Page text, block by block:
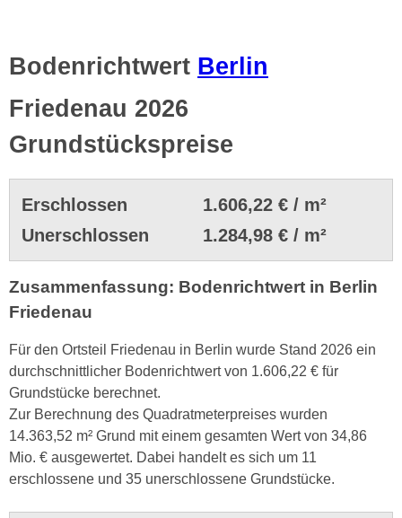
Bodenrichtwert Berlin
Friedenau 2026
Grundstückspreise
Erschlossen
1.606,22 € / m²
Unerschlossen
1.284,98 € / m²
Zusammenfassung: Bodenrichtwert in Berlin
Friedenau
Für den Ortsteil Friedenau in Berlin wurde Stand 2026 ein
durchschnittlicher Bodenrichtwert von 1.606,22 € für
Grundstücke berechnet.
Zur Berechnung des Quadratmeterpreises wurden
14.363,52 m² Grund mit einem gesamten Wert von 34,86
Mio. € ausgewertet. Dabei handelt es sich um 11
erschlossene und 35 unerschlossene Grundstücke.